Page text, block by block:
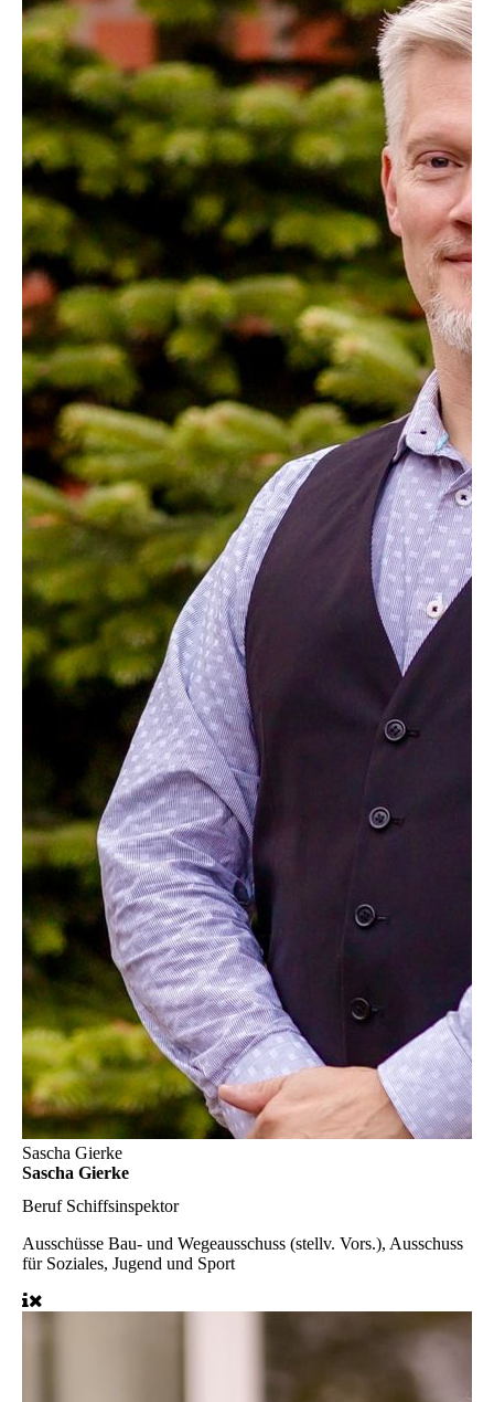
Sascha Gierke
Sascha Gierke
Beruf Schiffsinspektor
Ausschüsse Bau- und Wegeausschuss (stellv. Vors.), Ausschuss
für Soziales, Jugend und Sport